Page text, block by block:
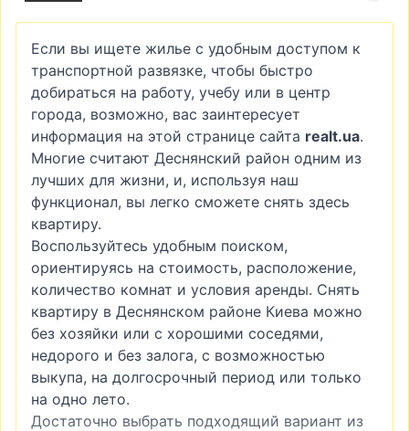
Если вы ищете жилье с удобным доступом к
транспортной развязке, чтобы быстро
добираться на работу, учебу или в центр
города, возможно, вас заинтересует
информация на этой странице сайта realt.ua.
Многие считают Деснянский район одним из
лучших для жизни, и, используя наш
функционал, вы легко сможете снять здесь
квартиру.
Воспользуйтесь удобным поиском,
ориентируясь на стоимость, расположение,
количество комнат и условия аренды. Снять
квартиру в Деснянском районе Киева можно
без хозяйки или с хорошими соседями,
недорого и без залога, с возможностью
выкупа, на долгосрочный период или только
на одно лето.
Достаточно выбрать подходящий вариант из